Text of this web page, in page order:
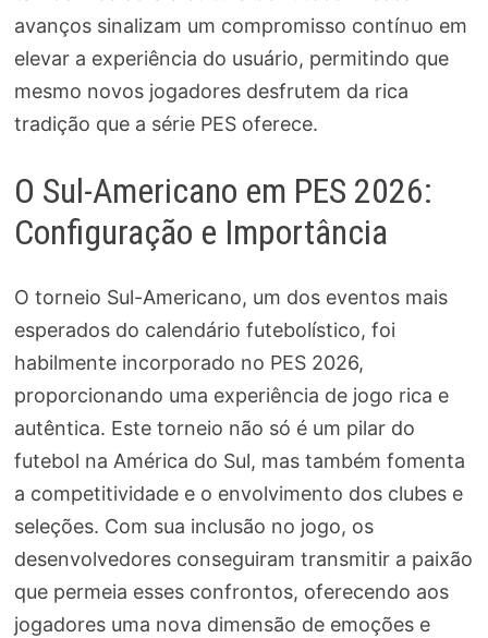
avanços sinalizam um compromisso contínuo em
elevar a experiência do usuário, permitindo que
mesmo novos jogadores desfrutem da rica
tradição que a série PES oferece.
O Sul-Americano em PES 2026:
Configuração e Importância
O torneio Sul-Americano, um dos eventos mais
esperados do calendário futebolístico, foi
habilmente incorporado no PES 2026,
proporcionando uma experiência de jogo rica e
autêntica. Este torneio não só é um pilar do
futebol na América do Sul, mas também fomenta
a competitividade e o envolvimento dos clubes e
seleções. Com sua inclusão no jogo, os
desenvolvedores conseguiram transmitir a paixão
que permeia esses confrontos, oferecendo aos
jogadores uma nova dimensão de emoções e